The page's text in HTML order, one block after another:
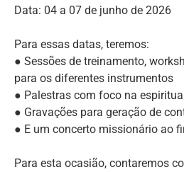
Data: 04 a 07 de junho de 2026
Para essas datas, teremos:
● Sessões de treinamento,
para os diferentes instrumentos
● Palestras com foco na
● Gravações para geração de
● E um concerto missionário ao
Para esta ocasião, contaremos